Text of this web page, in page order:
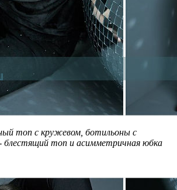
топ с кружевом, ботильоны с
блестящий топ и асимметричная юбка